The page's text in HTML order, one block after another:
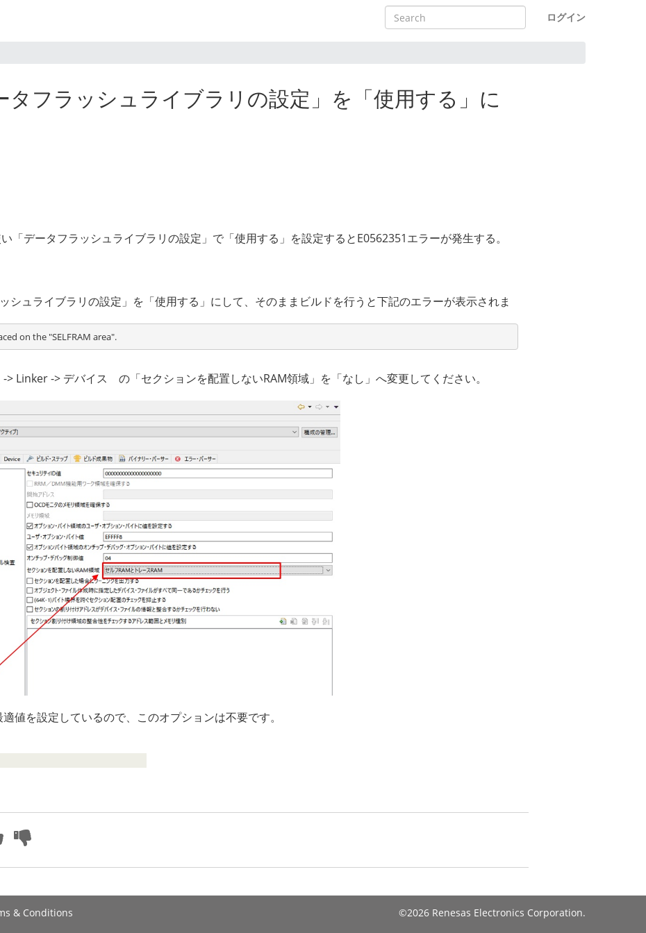
ログイン
タフラッシュライブラリの設定」を「使用する」に
「データフラッシュライブラリの設定」で「使用する」を設定するとE0562351エラーが発生する。
シュライブラリの設定」を「使用する」にして、そのままビルドを行うと下記のエラーが表示されま
on the "SELFRAM area".
> Linker -> デバイス の「セクションを配置しないRAM領域」を「なし」へ変更してください。
値を設定しているので、このオプションは不要です。
& Conditions ©2026 Renesas Electronics Corporation.